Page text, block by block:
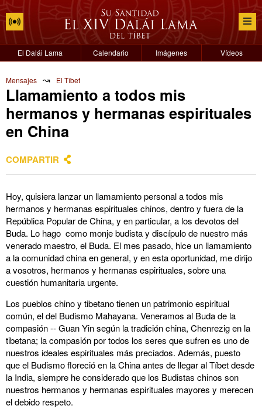
El Dalái Lama Calendario Imágenes Vídeos
Mensajes ↝ El Tíbet
Llamamiento a todos mis
hermanos y hermanas espirituales
en China
COMPARTIR
Hoy, quisiera lanzar un llamamiento personal a todos mis
hermanos y hermanas espirituales chinos, dentro y fuera de la
República Popular de China, y en particular, a los devotos del
Buda. Lo hago como monje budista y discípulo de nuestro más
venerado maestro, el Buda. El mes pasado, hice un llamamiento
a la comunidad china en general, y en esta oportunidad, me dirijo
a vosotros, hermanos y hermanas espirituales, sobre una
cuestión humanitaria urgente.
Los pueblos chino y tibetano tienen un patrimonio espiritual
común, el del Budismo Mahayana. Veneramos al Buda de la
compasión -- Guan Yin según la tradición china, Chenrezig en la
tibetana; la compasión por todos los seres que sufren es uno de
nuestros ideales espirituales más preciados. Además, puesto
que el Budismo floreció en la China antes de llegar al Tíbet desde
la India, siempre he considerado que los Budistas chinos son
nuestros hermanos y hermanas espirituales mayores y merecen
el debido respeto.